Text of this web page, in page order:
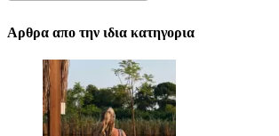
Αρθρα απο την ιδια κατηγορια